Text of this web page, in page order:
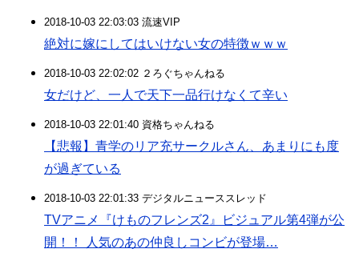
2018-10-03 22:03:03 流速VIP
絶対に嫁にしてはいけない女の特徴ｗｗｗ
2018-10-03 22:02:02 ２ろぐちゃんねる
女だけど、一人で天下一品行けなくて辛い
2018-10-03 22:01:40 資格ちゃんねる
【悲報】青学のリア充サークルさん、あまりにも度
が過ぎている
2018-10-03 22:01:33 デジタルニューススレッド
TVアニメ『けものフレンズ2』ビジュアル第4弾が公
開！！ 人気のあの仲良しコンビが登場…